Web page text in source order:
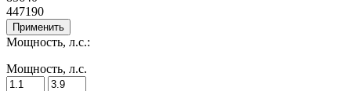
447190
Применить
Мощность, л.с.:
Мощность, л.с.